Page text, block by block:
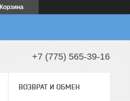
Корзина
+7 (775) 565-39-16
ВОЗВРАТ И ОБМЕН